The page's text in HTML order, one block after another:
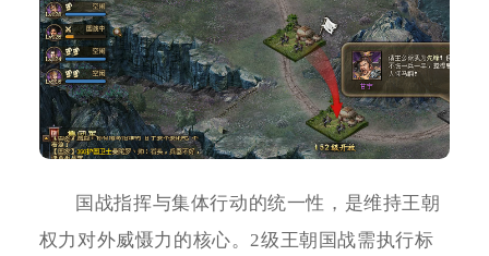
国战指挥与集体行动的统一性，是维持王朝
权力对外威慑力的核心。2级王朝国战需执行标